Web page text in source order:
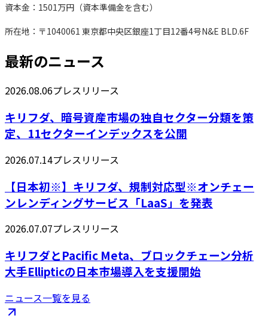
資本金：1501万円（資本準備金を含む）
所在地：〒1040061 東京都中央区銀座1丁目12番4号N&E BLD.6F
最新のニュース
2026.08.06プレスリリース
キリフダ、暗号資産市場の独自セクター分類を策
定、11セクターインデックスを公開
2026.07.14プレスリリース
【日本初※】キリフダ、規制対応型※オンチェー
ンレンディングサービス「LaaS」を発表
2026.07.07プレスリリース
キリフダとPacific Meta、ブロックチェーン分析
大手Ellipticの日本市場導入を支援開始
ニュース一覧を見る